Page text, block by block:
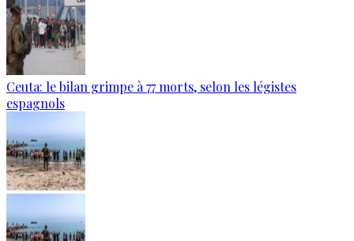
Ceuta: le bilan grimpe à 77 morts, selon les légistes
espagnols